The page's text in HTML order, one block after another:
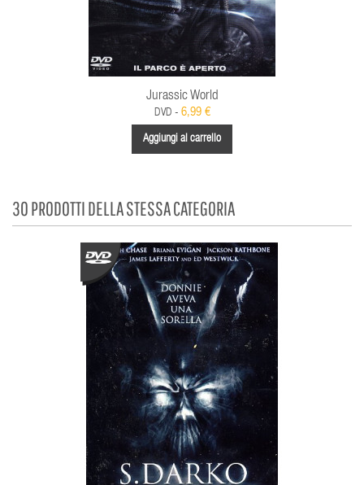
Jurassic World
DVD - 6,99 €
Aggiungi al carrello
30 PRODOTTI DELLA STESSA CATEGORIA